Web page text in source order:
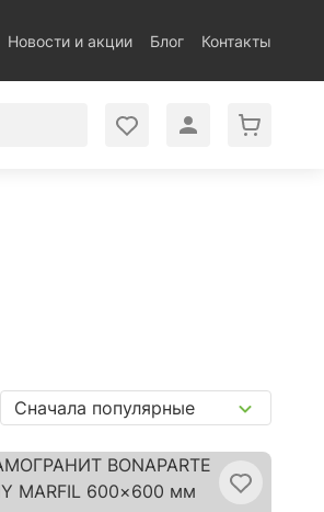
Новости и акции Блог Контакты
Сначала популярные